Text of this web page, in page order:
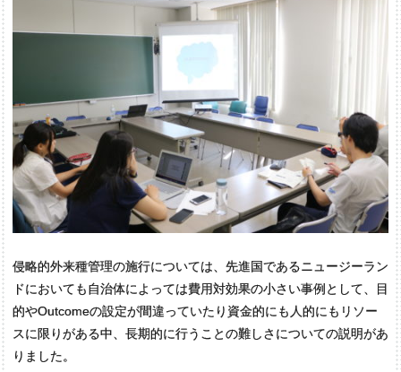
侵略的外来種管理の施行については、先進国であるニュージーラン
ドにおいても自治体によっては費用対効果の小さい事例として、目
的やOutcomeの設定が間違っていたり資金的にも人的にもリソー
スに限りがある中、長期的に行うことの難しさについての説明があ
りました。